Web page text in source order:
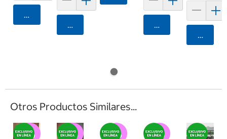
Agregar
Agregar Agregar
Otros Productos Similares...